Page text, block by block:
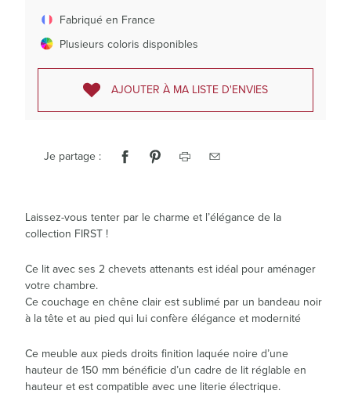
Fabriqué en France
Plusieurs coloris disponibles
AJOUTER À MA LISTE D'ENVIES
Je partage :
Laissez-vous tenter par le charme et l’élégance de la
collection FIRST !
Ce lit avec ses 2 chevets attenants est idéal pour aménager
votre chambre.
Ce couchage en chêne clair est sublimé par un bandeau noir
à la tête et au pied qui lui confère élégance et modernité
Ce meuble aux pieds droits finition laquée noire d’une
hauteur de 150 mm bénéficie d’un cadre de lit réglable en
hauteur et est compatible avec une literie électrique.